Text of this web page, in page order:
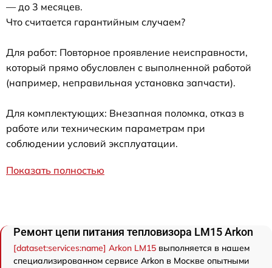
— до 3 месяцев.
Что считается гарантийным случаем?
Для работ: Повторное проявление неисправности,
который прямо обусловлен с выполненной работой
(например, неправильная установка запчасти).
Для комплектующих: Внезапная поломка, отказ в
работе или техническим параметрам при
соблюдении условий эксплуатации.
Показать полностью
Ремонт цепи питания тепловизора LM15 Arkon
[dataset:services:name] Arkon LM15 выполняется в нашем
специализированном сервисе Arkon в Москве опытными